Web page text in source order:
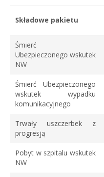
Składowe pakietu
Śmierć
Ubezpieczonego wskutek
NW
Śmierć Ubezpieczonego
wskutek wypadku
komunikacyjnego
Trwały uszczerbek z
progresją
Pobyt w szpitalu wskutek
NW